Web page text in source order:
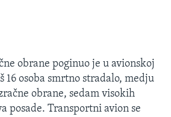
DRŽAVE
obrane poginuo je u avionskoj
16 osoba smrtno stradalo, medju
obrane, sedam visokih
posade. Transportni avion se